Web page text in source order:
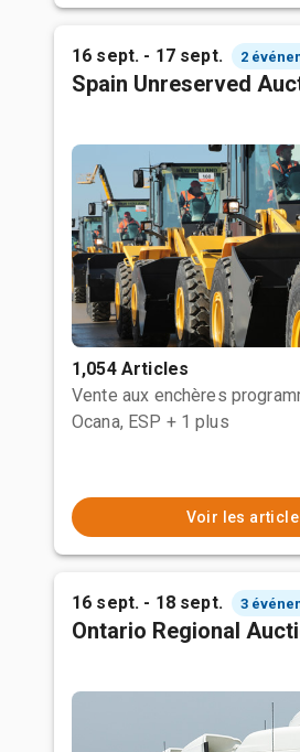
16 sept. - 17 sept. 2
Spain Unreserved
1,054 Articles
Vente aux enchères
Ocana, ESP + 1 plus
Voir les
16 sept. - 18 sept. 3
Ontario Regional